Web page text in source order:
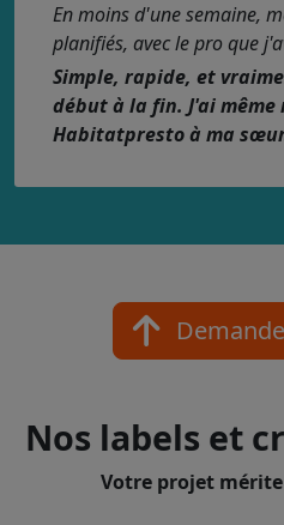
En moins d'une semaine,
planifiés, avec le pro que
Simple, rapide, et
début à la fin. J'ai même
Habitatpresto à ma
Nos labels et
Votre projet